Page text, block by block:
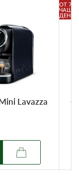
Lavazza
ОТ 7-И
ДЕНЬ